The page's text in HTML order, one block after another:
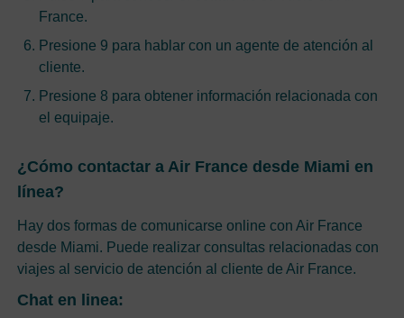
France.
Presione 9 para hablar con un agente de atención al
cliente.
Presione 8 para obtener información relacionada con
el equipaje.
¿Cómo contactar a Air France desde Miami en
línea?
Hay dos formas de comunicarse online con Air France
desde Miami. Puede realizar consultas relacionadas con
viajes al servicio de atención al cliente de Air France.
Chat en linea: